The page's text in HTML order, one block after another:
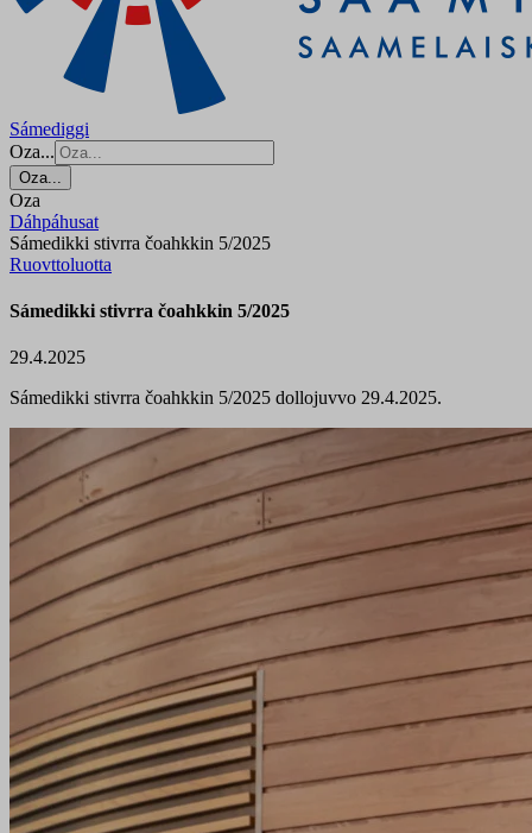
Sámediggi
Oza...
Oza...
Oza
Dáhpáhusat
Sámedikki stivrra čoahkkin 5/2025
Ruovttoluotta
Sámedikki stivrra čoahkkin 5/2025
29.4.2025
Sámedikki stivrra čoahkkin 5/2025 dollojuvvo 29.4.2025.